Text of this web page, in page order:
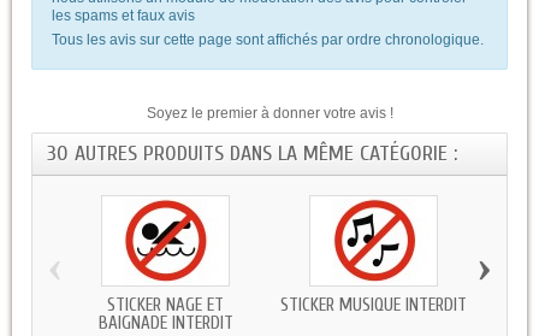
les spams et faux avis
Tous les avis sur cette page sont affichés par ordre chronologique.
Soyez le premier à donner votre avis !
30 AUTRES PRODUITS DANS LA MÊME CATÉGORIE :
STICKER NAGE ET
BAIGNADE INTERDIT
STICKER MUSIQUE INTERDIT
‹ ›